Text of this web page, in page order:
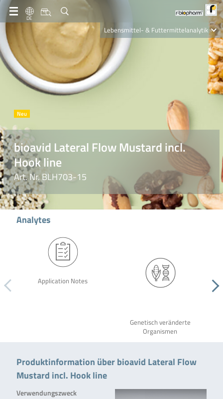
DE
Lebensmittel- & Futtermittelanalytik
Clinical Diagnostics
R-Biopharm AG
Nutrition Care
bioavid Lateral Flow Mustard incl.
Hook line
Art. Nr. BLH703-15
Analytes
Application Notes
Genetisch veränderte
Organismen
Produktinformation über bioavid Lateral Flow
Mustard incl. Hook line
Verwendungszweck